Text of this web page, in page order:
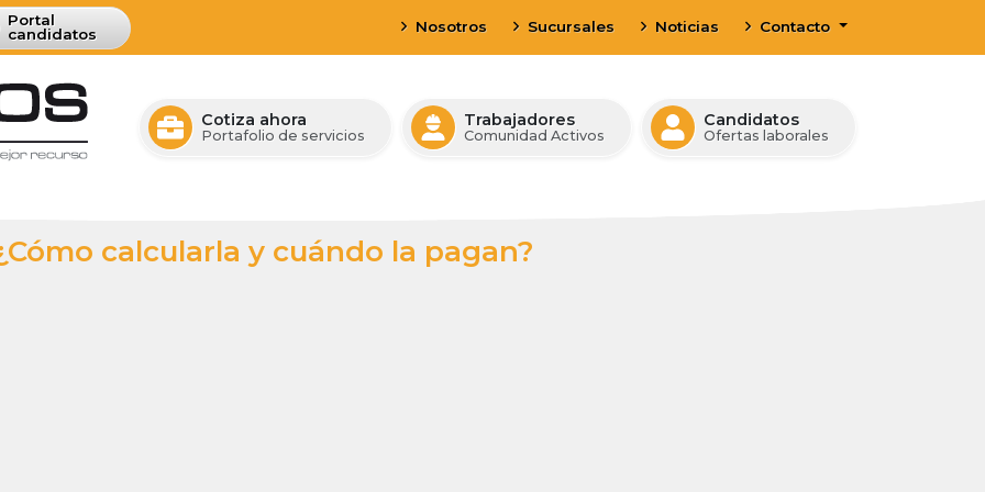
Portal
candidatos
Nosotros Sucursales Noticias Contacto
Cotiza ahora
Portafolio de servicios
Trabajadores
Comunidad Activos
Candidatos
Ofertas laborales
calcularla y cuándo la pagan?